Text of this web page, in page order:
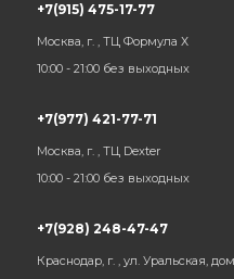
+7(915) 475-17-77
Москва, г. , ТЦ Формула Х
10:00 - 21:00 без выходных
+7(977) 421-77-71
Москва, г. , ТЦ Dexter
10:00 - 21:00 без выходных
+7(928) 248-47-47
Краснодар, г. , ул. Уральская,